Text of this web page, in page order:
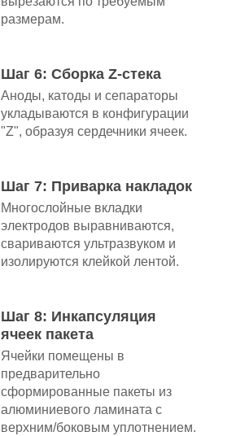
размерам.
Шаг 6: Сборка Z-стека
Аноды, катоды и сепараторы
укладываются в конфигурации
"Z", образуя сердечники ячеек.
Шаг 7: Приварка накладок
Многослойные вкладки
электродов выравниваются,
свариваются ультразвуком и
изолируются клейкой лентой.
Шаг 8: Инкапсуляция
ячеек пакета
Ячейки помещены в
предварительно
сформированные пакеты из
алюминиевого ламината с
верхним/боковым уплотнением.